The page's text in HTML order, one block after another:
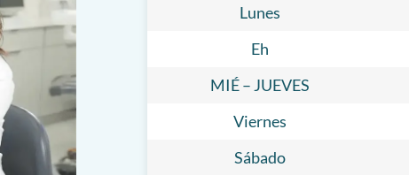
Lunes
Eh
MIÉ – JUEVES
Viernes
Sábado